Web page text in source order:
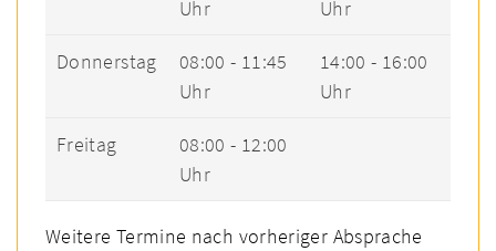
Uhr
Uhr
Donnerstag
08:00 - 11:45
Uhr
14:00 - 16:00
Uhr
Freitag
08:00 - 12:00
Uhr
Weitere Termine nach vorheriger Absprache